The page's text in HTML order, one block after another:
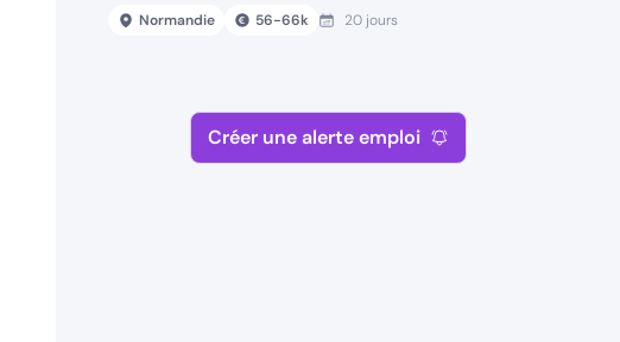
Normandie 56-66k 20 jours
Créer une alerte emploi